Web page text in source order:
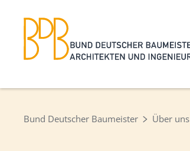
Bund Deutscher Baumeister Über uns